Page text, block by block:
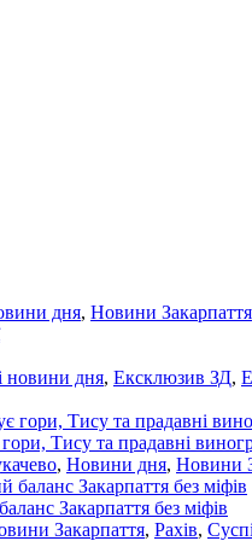
дня, Новини Закарпаття
новини дня, Ексклюзив ЗД,
Тису та прадавні
, Новини дня, Новини
Закарпаття без міфів
Закарпаття, Рахів,